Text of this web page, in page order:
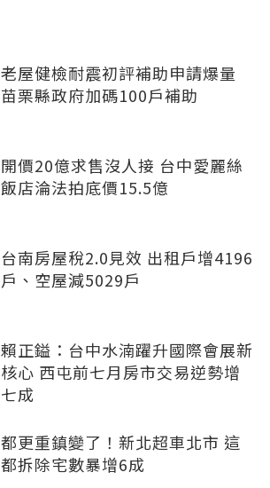
老屋健檢耐震初評補助申請爆量
苗栗縣政府加碼100戶補助
開價20億求售沒人接 台中愛麗絲
飯店淪法拍底價15.5億
台南房屋稅2.0見效 出租戶增4196
戶、空屋減5029戶
賴正鎰：台中水湳躍升國際會展新
核心 西屯前七月房市交易逆勢增
七成
都更重鎮變了！新北超車北市 這
都拆除宅數暴增6成